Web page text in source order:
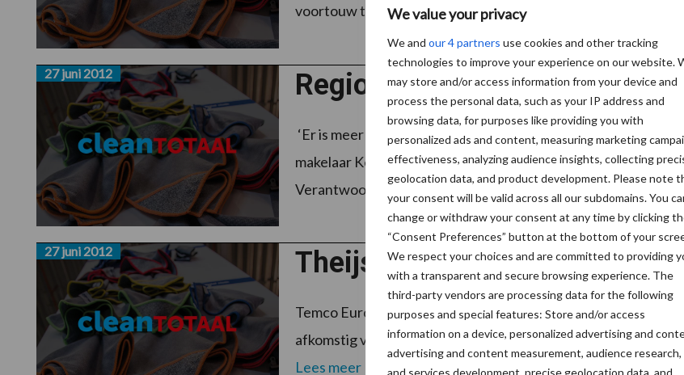
We value your privacy
We and our 4 partners use cookies and other tracking
technologies to improve your experience on our website.
may store and/or access information from your device and
process the personal data, such as your IP address and
browsing data, for purposes like providing you with
personalized ads and content, measuring marketing
effectiveness, analyzing audience insights, collecting
geolocation data, and product development. Please note
your consent will be valid across all our subdomains. You
change or withdraw your consent at any time by clicking
“Consent Preferences” button at the bottom of your
We respect your choices and are committed to providing
with a transparent and secure browsing experience. The
third-party vendors are processing data for the following
purposes and special features: Store and/or access
information on a device, personalized advertising and
advertising and content measurement, audience research,
and services development, precise geolocation data, and
voortouw te blijven nemen ...Lees meer
Regionale Code
27 juni 2012
‘Er is meer dan alleen laagste prijs”. Dit vindt de heer
makelaar Key Quality en de opdrachtgevers Erasmus
Verantwoordelijk ...Lees meer
Theijse algemeen directeur
27 juni 2012
Temco Euroclean Services heeft S.H. (Ties) Theijse per 1
afkomstig van de Facilicom Services Group en is daarnaast
Lees meer